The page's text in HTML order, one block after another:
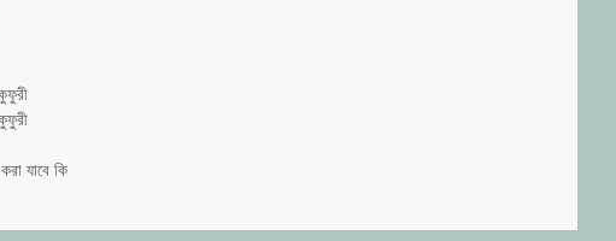
যাবে কি